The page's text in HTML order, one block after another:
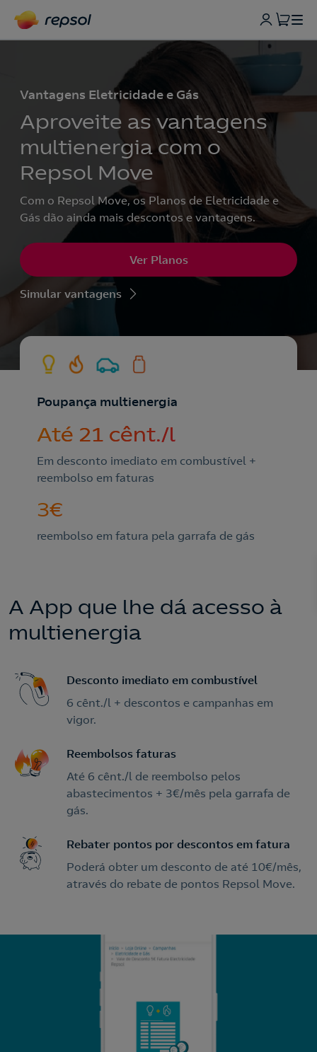
Vantagens Eletricidade e Gás
Aproveite as vantagens
multienergia com o
Repsol Move
Com o Repsol Move, os Planos de Eletricidade e
Gás dão ainda mais descontos e vantagens.
Ver Planos
Simular vantagens
Poupança multienergia
Até 21 cênt./l
Em desconto imediato em combustível +
reembolso em faturas
3€
reembolso em fatura pela garrafa de gás
A App que lhe dá acesso à
multienergia
Desconto imediato em combustível
6 cênt./l + descontos e campanhas em
vigor.
Reembolsos faturas
Até 6 cênt./l de reembolso pelos
abastecimentos + 3€/mês pela garrafa de
gás.
Rebater pontos por descontos em fatura
Poderá obter um desconto de até 10€/mês,
através do rebate de pontos Repsol Move.